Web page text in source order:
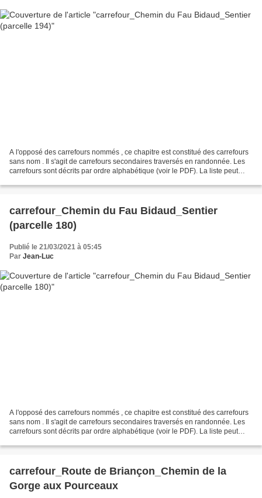
A l'opposé des carrefours nommés , ce chapitre est constitué des carrefours
sans nom . Il s'agit de carrefours secondaires traversés en randonnée. Les
carrefours sont décrits par ordre alphabétique (voir le PDF). La liste peut
carrefour_Chemin du Fau Bidaud_Sentier
(parcelle 180)
Publié le 21/03/2021 à 05:45
Par Jean-Luc
A l'opposé des carrefours nommés , ce chapitre est constitué des carrefours
sans nom . Il s'agit de carrefours secondaires traversés en randonnée. Les
carrefours sont décrits par ordre alphabétique (voir le PDF). La liste peut
carrefour_Route de Briançon_Chemin de la
Gorge aux Pourceaux